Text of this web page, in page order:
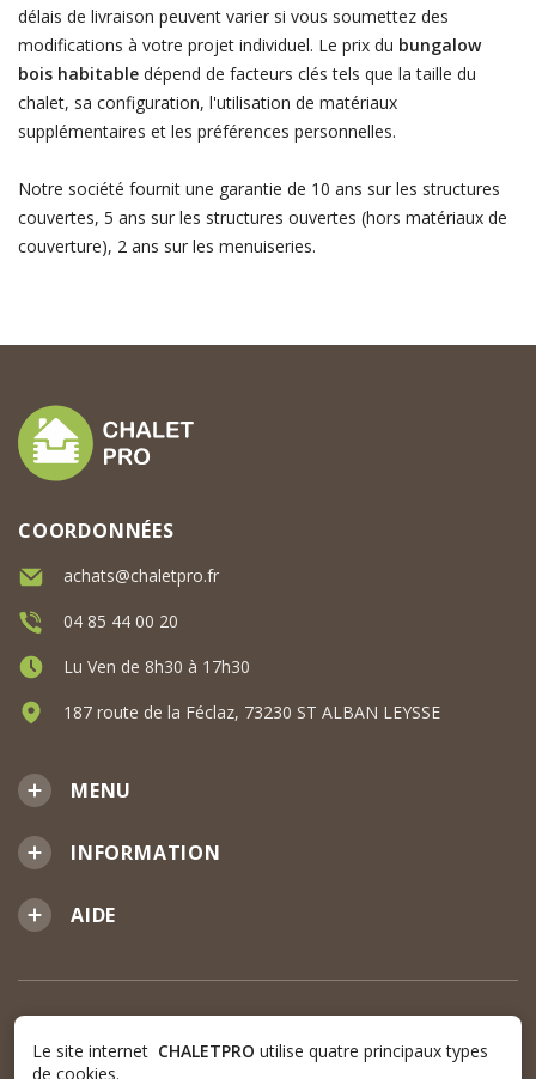
délais de livraison peuvent varier si vous soumettez des
modifications à votre projet individuel. Le prix du bungalow
bois habitabledépend de facteurs clés tels que la taille du
chalet, sa configuration, l'utilisation de matériaux
supplémentaires et les préférences personnelles.
Notre société fournit une garantie de 10 ans sur les structures
couvertes, 5 ans sur les structures ouvertes (hors matériaux de
couverture), 2 ans sur les menuiseries.
MENU
INFORMATION
AIDE
COORDONNÉES
achats@chaletpro.fr
04 85 44 00 20
Lu Ven de 8h30 à 17h30
187 route de la Féclaz, 73230 ST ALBAN LEYSSE
Le site internet CHALETPRO utilise quatre principaux types
de cookies.